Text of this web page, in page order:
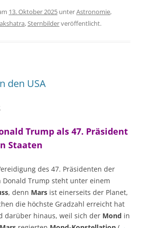
13. Oktober 2025 unterAstronomie,
,Sternbilderveröffentlicht.
den USA
Trump als 47. Präsident
Staaten
des 47. Präsidenten der
Donald Trump steht unter einem
, denn Mars ist einerseits der Planet,
die höchste Gradzahl erreicht hat
darüber hinaus, weil sich der Mond in